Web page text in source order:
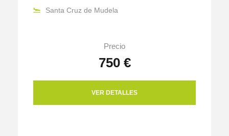
Santa Cruz de Mudela
Precio
750 €
VER DETALLES